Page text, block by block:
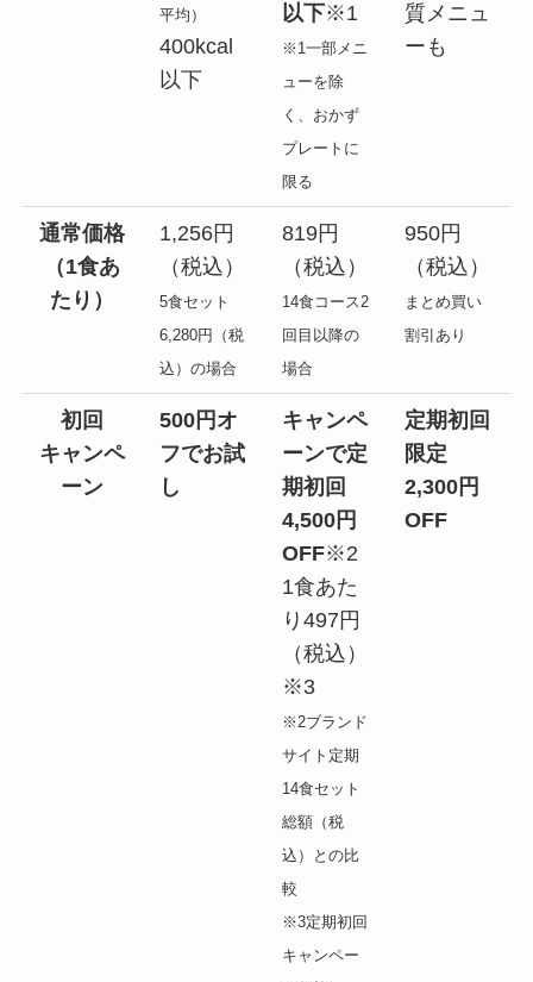
平均）
400kcal
以下
以下※1
※1一部メニ
ューを除
く、おかず
プレートに
限る
質メニュ
ーも
通常価格
（1食あ
たり）
1,256円
（税込）
5食セット
6,280円（税
込）の場合
819円
（税込）
14食コース2
回目以降の
場合
950円
（税込）
まとめ買い
割引あり
初回
キャンペ
ーン
500円オ
フでお試
し
キャンペ
ーンで定
期初回
4,500円
OFF※2
1食あた
り497円
（税込）
※3
※2ブランド
サイト定期
14食セット
総額（税
込）との比
較
※3定期初回
キャンペー
定期初回
限定
2,300円
OFF